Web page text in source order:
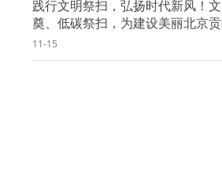
践行文明祭扫，弘扬时代新风！
奠、低碳祭扫，为建设美丽北京
量！
11-15